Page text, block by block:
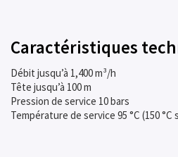
Caractéristiques
Débit jusqu’à 1,400 m³/h
Tête jusqu’à 100 m
Pression de service 10 bars
Température de service 95 °C (150 °C